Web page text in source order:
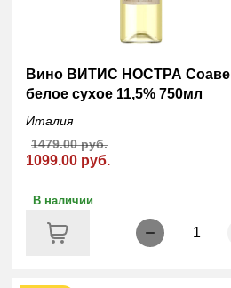
Вино ВИТИС НОСТРА Соаве
белое сухое 11,5% 750мл
Италия
1099.00 руб.
1479.00 руб.
В наличии
1